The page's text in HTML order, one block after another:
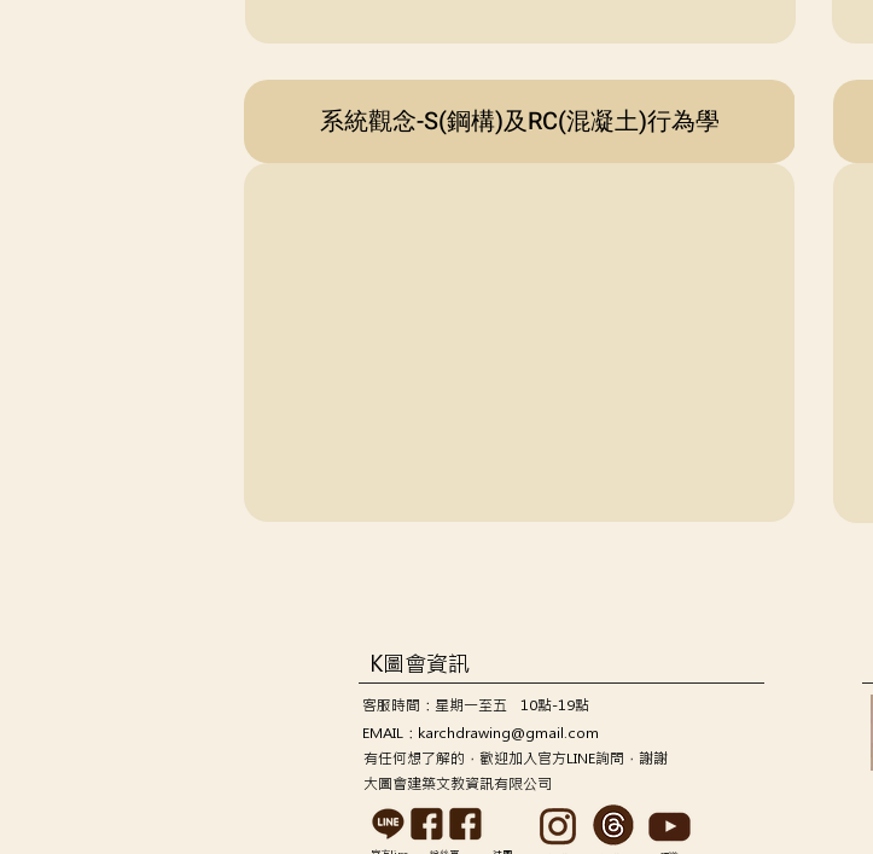
系統觀念-S(鋼構)及RC(混凝土)行為學
K圖會資訊
客服時間：星期一至五 10點-19點
EMAIL： karchdrawing@gmail.com
有任何想了解的，歡迎加入官方LINE詢問，謝謝
大圖會建築文教資訊有限公司